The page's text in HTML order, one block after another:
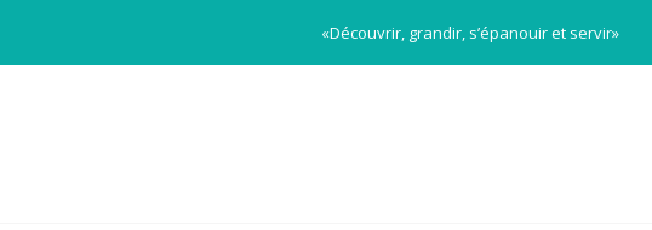
«Découvrir, grandir, s’épanouir et servir»